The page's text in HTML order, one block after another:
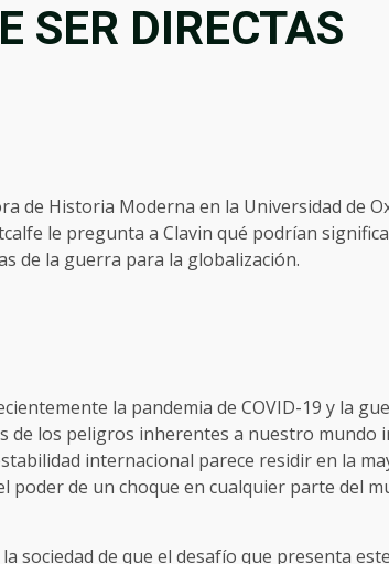
SER DIRECTAS
de Historia Moderna en la Universidad de
le pregunta a Clavin qué podrían
de la guerra para la globalización.
la pandemia de COVID-19 y la
los peligros inherentes a nuestro mundo
internacional parece residir en la
poder de un choque en cualquier parte del
sociedad de que el desafío que presenta